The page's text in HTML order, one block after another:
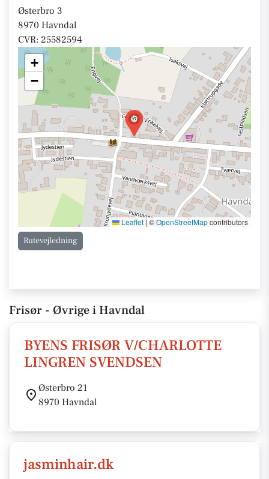
Østerbro 3
8970 Havndal
CVR: 25582594
+
−
Leaflet |©OpenStreetMapcontributors
Rutevejledning
Frisør - Øvrige i Havndal
BYENS FRISØR V/CHARLOTTE
LINGREN SVENDSEN
Østerbro 21
8970 Havndal
jasminhair.dk